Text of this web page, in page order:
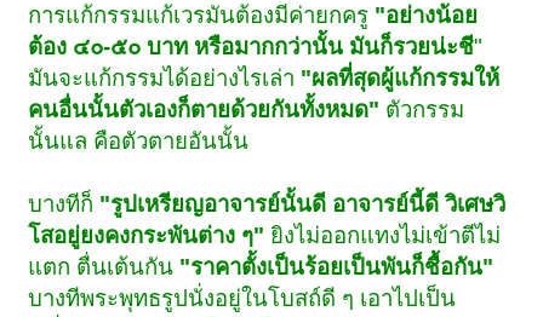
การแก้กรรมแก้เวรมันต้องมีค่ายกครู "อย่างน้อย
ต้อง ๔๐-๕๐ บาท หรือมากกว่านั้น มันก็รวยน่ะชี"
มันจะแก้กรรมได้อย่างไรเล่า "ผลที่สุดผู้แก้กรรมให้
คนอื่นนั้นตัวเองก็ตายด้วยกันทั้งหมด" ตัวกรรม
นั้นแล คือตัวตายอันนั้น
บางทีก็ "รูปเหรียญอาจารย์นั้นดี อาจารย์นี้ดี วิเศษวิ
โสอยู่ยงคงกระพันต่าง ๆ" ยิงไม่ออกแทงไม่เข้าตีไม่
แตก ตื่นเต้นกัน "ราคาตั้งเป็นร้อยเป็นพันก็ชื้อกัน"
บางทีพระพุทธรูปนั่งอยู่ในโบสถ์ดี ๆ เอาไปเป็น